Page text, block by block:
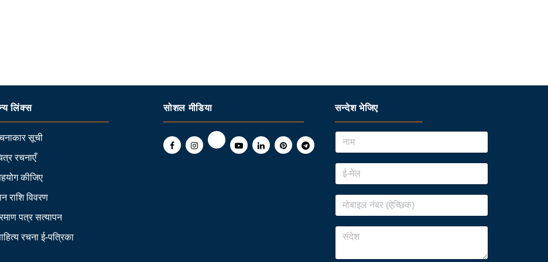
लिंक्स
सूची
रचनाएँ
कीजिए
राशि विवरण
पत्र सत्यापन
रचना ई-पत्रिका
सोशल मीडिया सन्देश भेजिए